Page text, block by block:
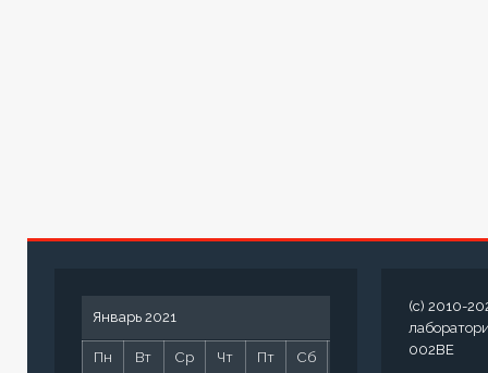
Январь 2021
Пн Вт Ср Чт Пт Сб
(c) 2010-
002BE